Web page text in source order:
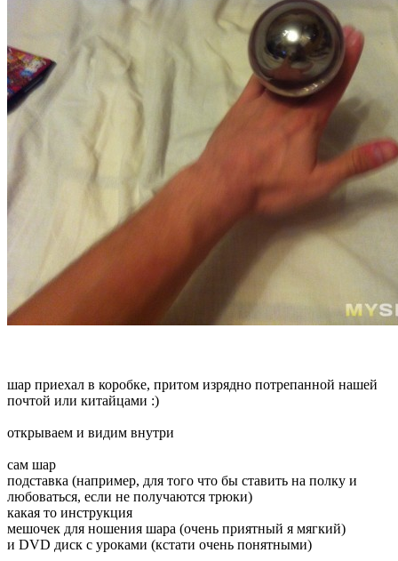
шар приехал в коробке, притом изрядно потрепанной нашей
почтой или китайцами :)
открываем и видим внутри
сам шар
подставка (например, для того что бы ставить на полку и
любоваться, если не получаются трюки)
какая то инструкция
мешочек для ношения шара (очень приятный я мягкий)
и DVD диск с уроками (кстати очень понятными)